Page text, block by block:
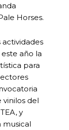
Horses.
año la
para
vinilos del
y
musical